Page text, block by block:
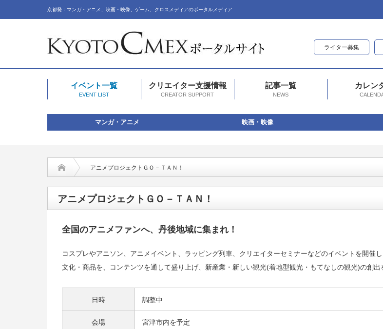
京都発：マンガ・アニメ、映画・映像、ゲーム、クロスメディアのポータルメディア
ライター募集
イベント一覧
EVENT LIST
クリエイター支援情報
CREATOR SUPPORT
記事一覧
NEWS
カレン
マンガ・アニメ 映画・映像
アニメプロジェクトＧＯ－ＴＡＮ！
アニメプロジェクトＧＯ－ＴＡＮ！
全国のアニメファンへ、丹後地域に集まれ！
コスプレやアニソン、アニメイベント、ラッピング列車、クリエイターセミナーなどのイベントを開催
文化・商品を、コンテンツを通して盛り上げ、新産業・新しい観光(着地型観光・もてなしの観光)の創出
日時 調整中
会場 宮津市内を予定